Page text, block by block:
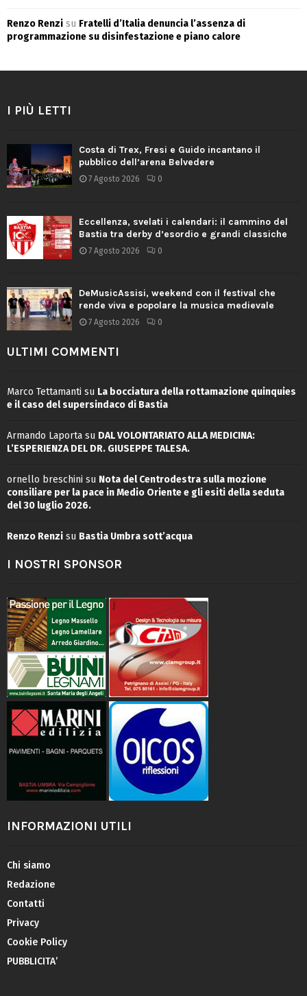
Renzo Renzi su Fratelli d’Italia denuncia l’assenza di
programmazione su disinfestazione e piano calore
I PIÙ LETTI
Costa di Trex, Fresi e Guido incantano il
pubblico dell’arena Belvedere
7 Agosto 2026 0
Eccellenza, svelati i calendari: il cammino del
Bastia tra derby d’esordio e grandi classiche
7 Agosto 2026 0
DeMusicAssisi, weekend con il festival che
rende viva e popolare la musica medievale
7 Agosto 2026 0
ULTIMI COMMENTI
Marco Tettamanti su La bocciatura della rottamazione quinquies
e il caso del supersindaco di Bastia
Armando Laporta su DAL VOLONTARIATO ALLA MEDICINA:
L’ESPERIENZA DEL DR. GIUSEPPE TALESA.
ornello breschini su Nota del Centrodestra sulla mozione
consiliare per la pace in Medio Oriente e gli esiti della seduta
del 30 luglio 2026.
Renzo Renzi su Bastia Umbra sott’acqua
I NOSTRI SPONSOR
INFORMAZIONI UTILI
Chi siamo
Redazione
Contatti
Privacy
Cookie Policy
PUBBLICITA’